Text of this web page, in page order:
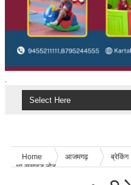
.
Home आजमगढ़ ब्रेकिंग
था सुसाइड नोट